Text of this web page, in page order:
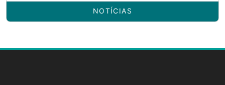
NOTÍCIAS